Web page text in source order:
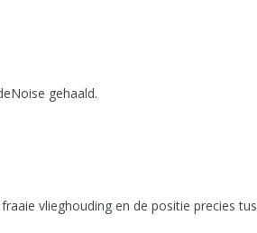
gehaald.
vlieghouding en de positie precies